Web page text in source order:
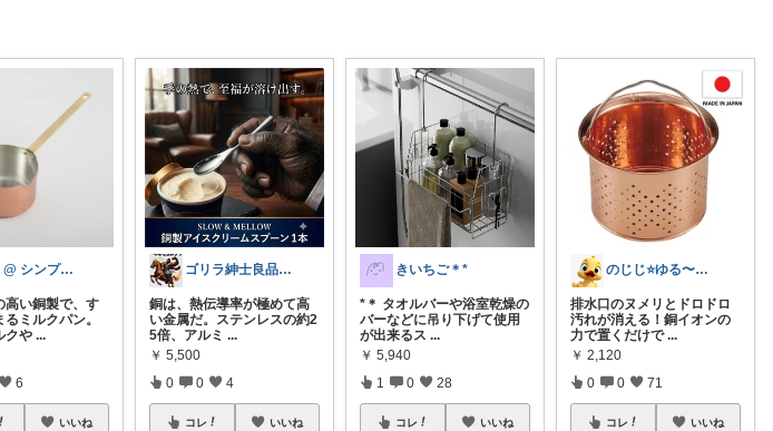
byK @ シンプル好き
高い銅製で、す
ミルクパン。
クや ...
6
いいね
ゴリラ紳士良品図鑑🦍経由購入感謝です！
銅は、熱伝導率が極めて高
い金属だ。ステンレスの約2
5倍、アルミ ...
￥ 5,500
0 0 4
コレ いいね
きいちご＊*
*＊ タオルバーや浴室乾燥の
バーなどに吊り下げて使用
が出来るス ...
￥ 5,940
1 0 28
コレ いいね
のじじ⭐️ゆる〜くのんびり便利✨🌈生活
排水口のヌメリとドロドロ
汚れが消える！銅イオンの
力で置くだけで ...
￥ 2,120
0 0 71
コレ いいね